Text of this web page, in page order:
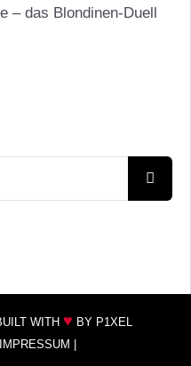
– das Blondinen-Duell
WITH ♥ BY P1XEL
IMPRESSUM